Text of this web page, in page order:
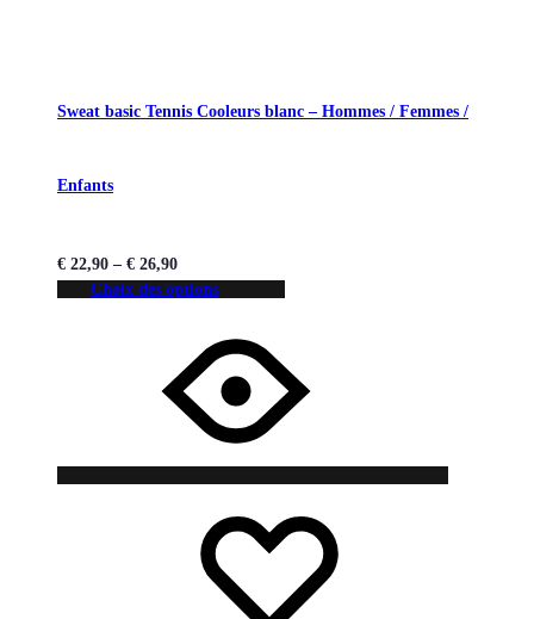
Sweat basic Tennis Cooleurs blanc – Hommes / Femmes /
Enfants
€ 22,90 – € 26,90
Choix des options